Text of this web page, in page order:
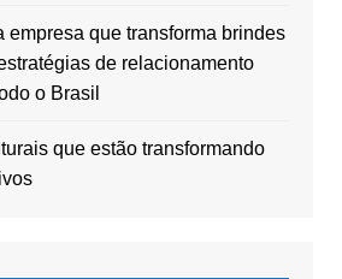
empresa que transforma brindes
de relacionamento
o Brasil
que estão transformando